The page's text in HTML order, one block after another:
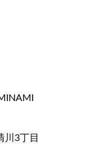
川3丁目